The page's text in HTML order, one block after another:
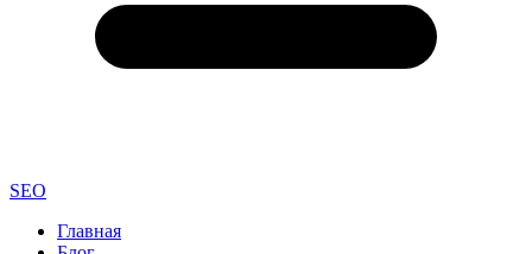
SEO
Главная